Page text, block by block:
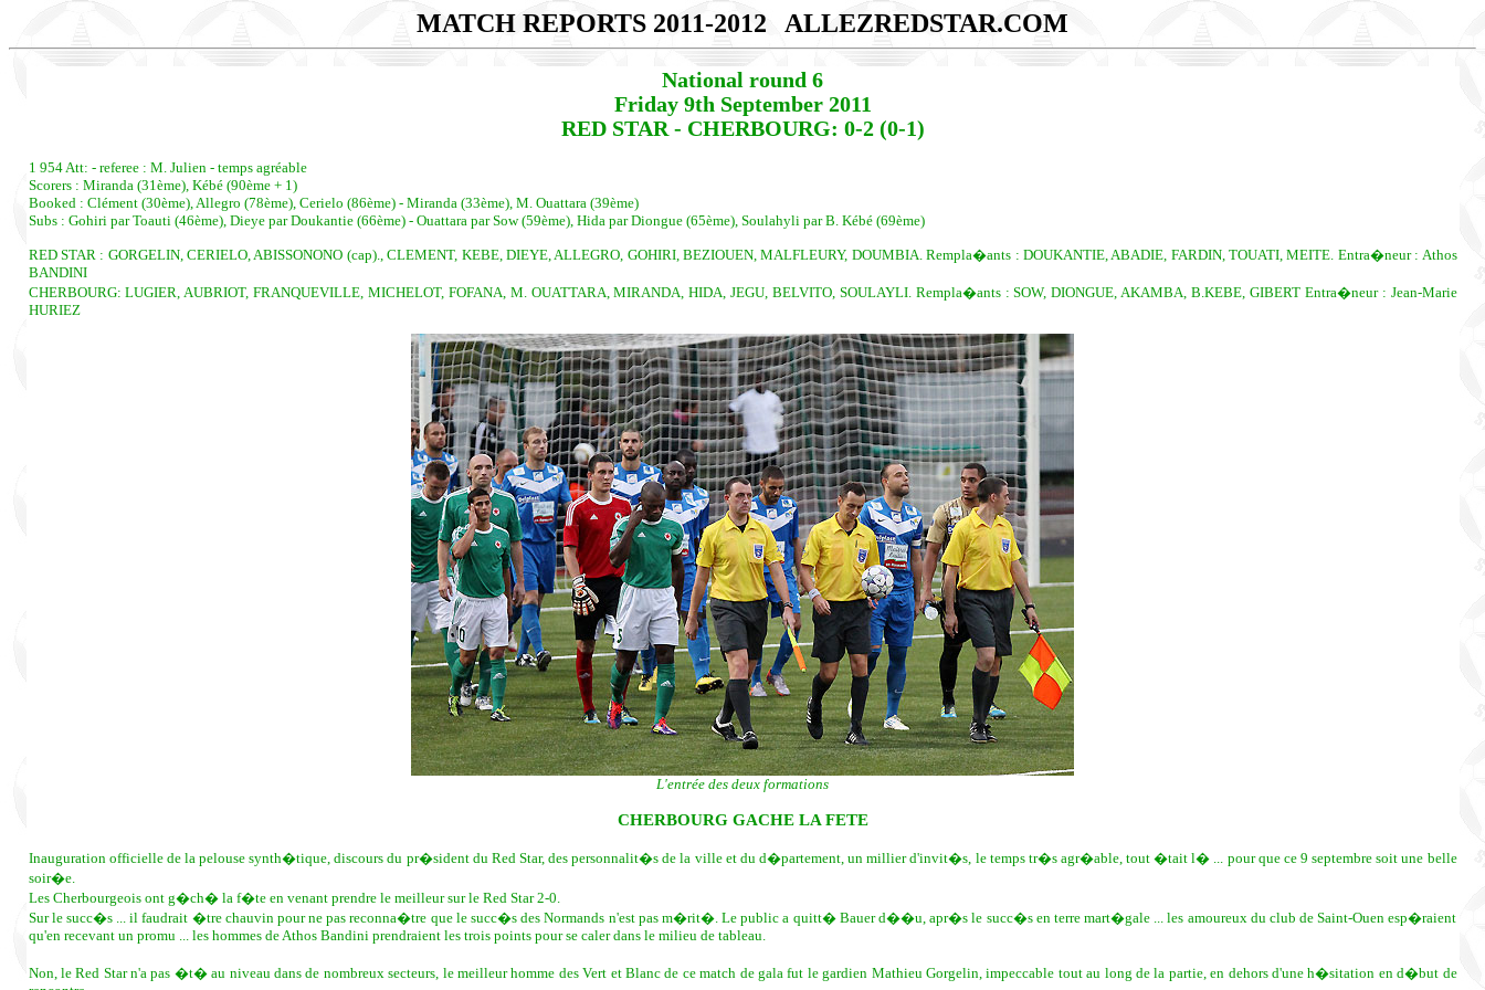
MATCH REPORTS 2011-2012 ALLEZREDSTAR.COM
National round 6
Friday 9th September 2011
RED STAR - CHERBOURG: 0-2 (0-1)
1 954 Att: - referee : M. Julien - temps agréable
Scorers : Miranda (31ème), Kébé (90ème + 1)
Booked : Clément (30ème), Allegro (78ème), Cerielo (86ème) - Miranda (33ème), M. Ouattara (39ème)
Subs : Gohiri par Toauti (46ème), Dieye par Doukantie (66ème) - Ouattara par Sow (59ème), Hida par Diongue (65ème), Soulahyli par B. Kébé (69ème)
RED STAR : GORGELIN, CERIELO, ABISSONONO (cap)., CLEMENT, KEBE, DIEYE, ALLEGRO, GOHIRI, BEZIOUEN, MALFLEURY, DOUMBIA. Rempla�ants : DOUKANTIE, ABADIE, FARDIN, TOUATI, MEITE. Entra�neur : Athos
BANDINI
CHERBOURG: LUGIER, AUBRIOT, FRANQUEVILLE, MICHELOT, FOFANA, M. OUATTARA, MIRANDA, HIDA, JEGU, BELVITO, SOULAYLI. Rempla�ants : SOW, DIONGUE, AKAMBA, B.KEBE, GIBERT Entra�neur : Jean-Marie
HURIEZ
L'entrée des deux formations
CHERBOURG GACHE LA FETE
Inauguration officielle de la pelouse synth�tique, discours du pr�sident du Red Star, des personnalit�s de la ville et du d�partement, un millier d'invit�s, le temps tr�s agr�able, tout �tait l� ... pour que ce 9 septembre soit une belle
soir�e.
Les Cherbourgeois ont g�ch� la f�te en venant prendre le meilleur sur le Red Star 2-0.
Sur le succ�s ... il faudrait �tre chauvin pour ne pas reconna�tre que le succ�s des Normands n'est pas m�rit�. Le public a quitt� Bauer d��u, apr�s le succ�s en terre mart�gale ... les amoureux du club de Saint-Ouen esp�raient
qu'en recevant un promu ... les hommes de Athos Bandini prendraient les trois points pour se caler dans le milieu de tableau.
Non, le Red Star n'a pas �t� au niveau dans de nombreux secteurs, le meilleur homme des Vert et Blanc de ce match de gala fut le gardien Mathieu Gorgelin, impeccable tout au long de la partie, en dehors d'une h�sitation en d�but de